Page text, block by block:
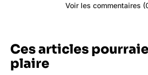
Voir les commentaires
Ces articles
plaire